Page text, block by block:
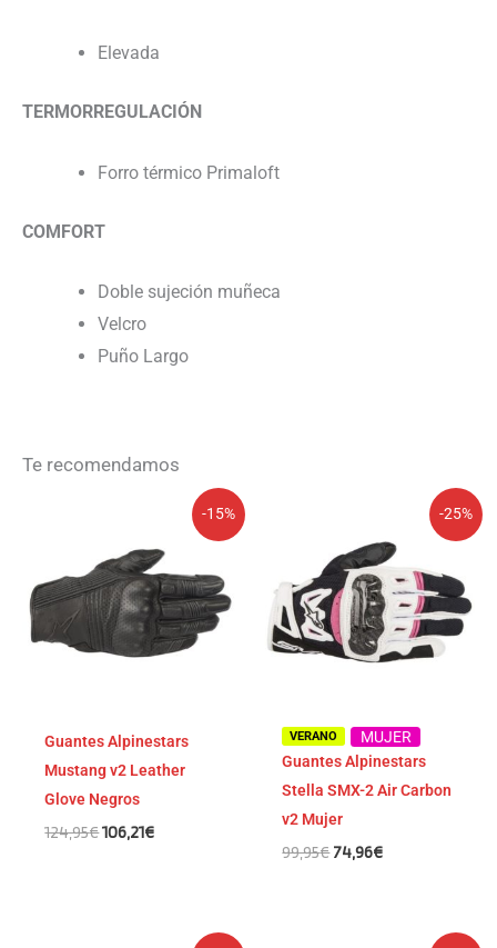
Elevada
TERMORREGULACIÓN
Forro térmico Primaloft
COMFORT
Doble sujeción muñeca
Velcro
Puño Largo
Te recomendamos
-15%
Guantes Alpinestars
Mustang v2 Leather
Glove Negros
124,95€
original
era:
124,95€.
106,21€
precio
actual
es:
106,21€.
-25%
VERANO
MUJER
Guantes Alpinestars
Stella SMX-2 Air Carbon
v2 Mujer
99,95€
original
era:
99,95€.
74,96€
actual
es:
74,96€.